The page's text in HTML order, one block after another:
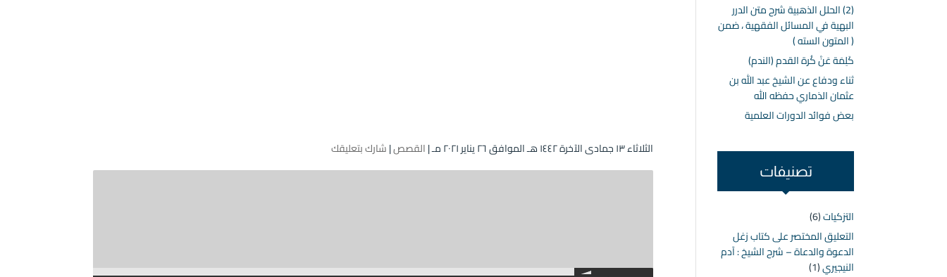
الثلاثاء ۱۳ جمادى الآخرة ۱٤٤۲ هـ الموافق ۲٦ يناير ۲۰۲۱ مـ | القصص|شارك بتعليقك
(2) الحلل الذهبية شرح متن الدرر
البهية في المسائل الفقهية ، ضمن
( المتون السته )
كَلِمَة عَنْ كُرة القدم (الندم)
ثناء ودفاع عن الشيخ عبد الله بن
عثمان الذماري حفظه الله
بعض فوائد الدورات العلمية
تصنيفات
التزكيات(6)
التعليق المختصر على كتاب زغل
الدعوة والدعاة – شرح الشيخ : آدم
النيجيري(1)